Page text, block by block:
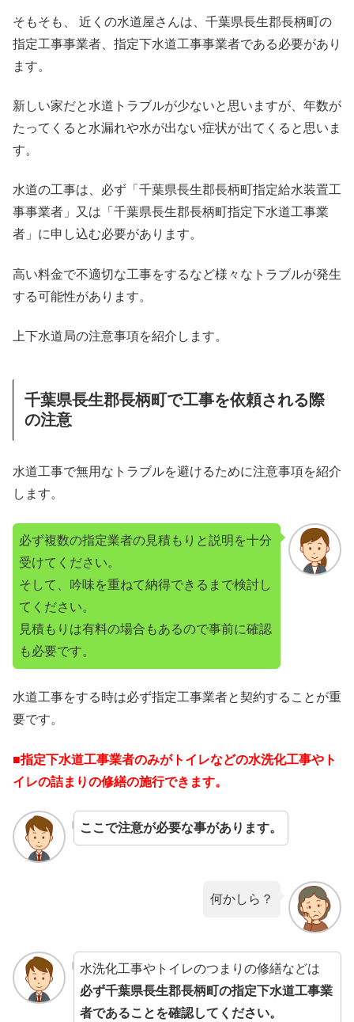
そもそも、 近くの水道屋さんは、千葉県長生郡長柄町の
指定工事事業者、指定下水道工事事業者である必要があり
ます。
新しい家だと水道トラブルが少ないと思いますが、年数が
たってくると水漏れや水が出ない症状が出てくると思いま
す。
水道の工事は、必ず「千葉県長生郡長柄町指定給水装置工
事事業者」又は「千葉県長生郡長柄町指定下水道工事業
者」に申し込む必要があります。
高い料金で不適切な工事をするなど様々なトラブルが発生
する可能性があります。
上下水道局の注意事項を紹介します。
千葉県長生郡長柄町で工事を依頼される際
の注意
水道工事で無用なトラブルを避けるために注意事項を紹介
します。
必ず複数の指定業者の見積もりと説明を十分
受けてください。
そして、吟味を重ねて納得できるまで検討し
てください。
見積もりは有料の場合もあるので事前に確認
も必要です。
水道工事をする時は必ず指定工事業者と契約することが重
要です。
■指定下水道工事業者のみがトイレなどの水洗化工事やト
イレの詰まりの修繕の施行できます。
ここで注意が必要な事があります。
何かしら？
水洗化工事やトイレのつまりの修繕などは
必ず千葉県長生郡長柄町の指定下水道工事業
者であることを確認してください。